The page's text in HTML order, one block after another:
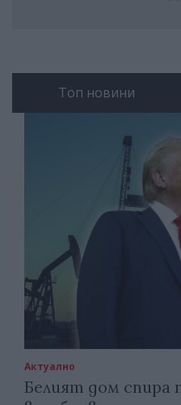
Топ новини
Актуално
Белият дом спира